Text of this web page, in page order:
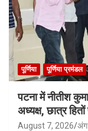
पूर्णिया पूर्णिया प्रमंडल
पटना में नीतीश
अध्यक्ष, छात्र हितों
August 7, 2026 अंग